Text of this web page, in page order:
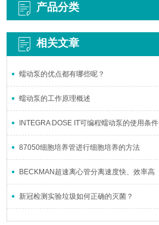
产品分类
相关文章
蠕动泵的优点都有哪些呢？
蠕动泵的工作原理概述
INTEGRA DOSE IT可编程蠕动泵的使用条件
87050细胞培养管进行细胞培养的方法
BECKMAN超速离心管分离速度快、效率高
新冠检测实验垃圾如何正确的灭菌？